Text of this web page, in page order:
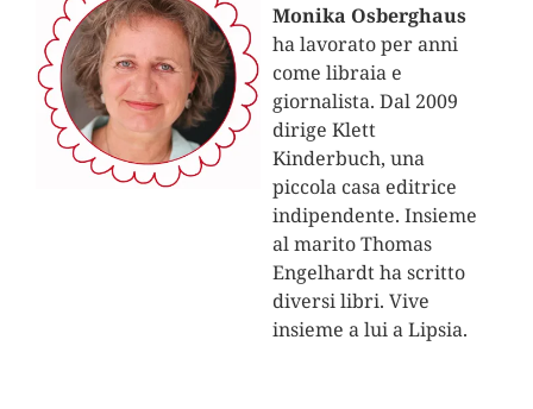
Monika Osberghaus
ha lavorato per anni
come libraia e
giornalista. Dal 2009
dirige Klett
Kinderbuch, una
piccola casa editrice
indipendente. Insieme
al marito Thomas
Engelhardt ha scritto
diversi libri. Vive
insieme a lui a Lipsia.